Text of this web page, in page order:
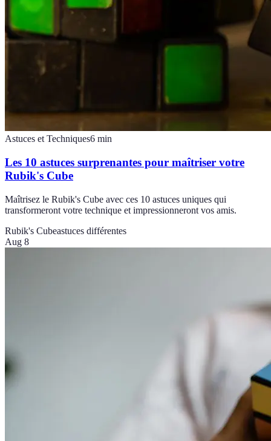
Astuces et Techniques6 min
Les 10 astuces surprenantes pour maîtriser votre
Rubik's Cube
Maîtrisez le Rubik's Cube avec ces 10 astuces uniques qui
transformeront votre technique et impressionneront vos amis.
Rubik's Cubeastuces différentes
Aug 8